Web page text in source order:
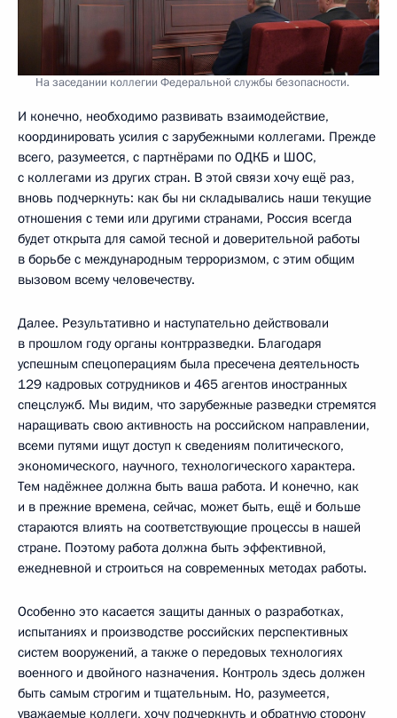
На заседании коллегии Федеральной службы безопасности.
И конечно, необходимо развивать взаимодействие,
координировать усилия с зарубежными коллегами. Прежде
всего, разумеется, с партнёрами по ОДКБ и ШОС,
с коллегами из других стран. В этой связи хочу ещё раз,
вновь подчеркнуть: как бы ни складывались наши текущие
отношения с теми или другими странами, Россия всегда
будет открыта для самой тесной и доверительной работы
в борьбе с международным терроризмом, с этим общим
вызовом всему человечеству.
Далее. Результативно и наступательно действовали
в прошлом году органы контрразведки. Благодаря
успешным спецоперациям была пресечена деятельность
129 кадровых сотрудников и 465 агентов иностранных
спецслужб. Мы видим, что зарубежные разведки стремятся
наращивать свою активность на российском направлении,
всеми путями ищут доступ к сведениям политического,
экономического, научного, технологического характера.
Тем надёжнее должна быть ваша работа. И конечно, как
и в прежние времена, сейчас, может быть, ещё и больше
стараются влиять на соответствующие процессы в нашей
стране. Поэтому работа должна быть эффективной,
ежедневной и строиться на современных методах работы.
Особенно это касается защиты данных о разработках,
испытаниях и производстве российских перспективных
систем вооружений, а также о передовых технологиях
военного и двойного назначения. Контроль здесь должен
быть самым строгим и тщательным. Но, разумеется,
уважаемые коллеги, хочу подчеркнуть и обратную сторону